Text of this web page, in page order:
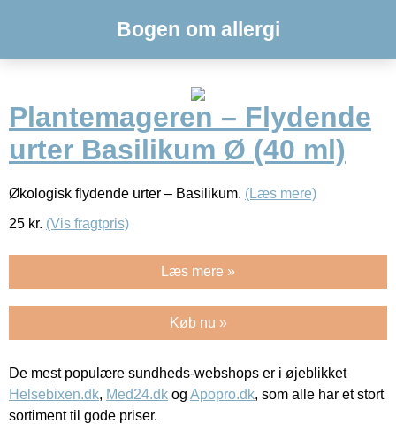
Bogen om allergi
Plantemageren – Flydende
urter Basilikum Ø (40 ml)
Økologisk flydende urter – Basilikum. (Læs mere)
25 kr. (Vis fragtpris)
Læs mere »
Køb nu »
De mest populære sundheds-webshops er i øjeblikket
Helsebixen.dk, Med24.dk og Apopro.dk, som alle har et stort
sortiment til gode priser.